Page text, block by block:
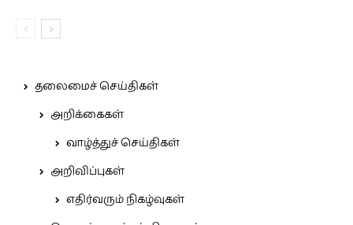
தலைமைச் செய்திகள்
அறிக்கைகள்
வாழ்த்துச் செய்திகள்
அறிவிப்புகள்
எதிர்வரும் நிகழ்வுகள்